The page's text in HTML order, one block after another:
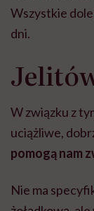
Wszystkie
dni.
W związku z
uciążliwe,
pomogą nam
Nie ma